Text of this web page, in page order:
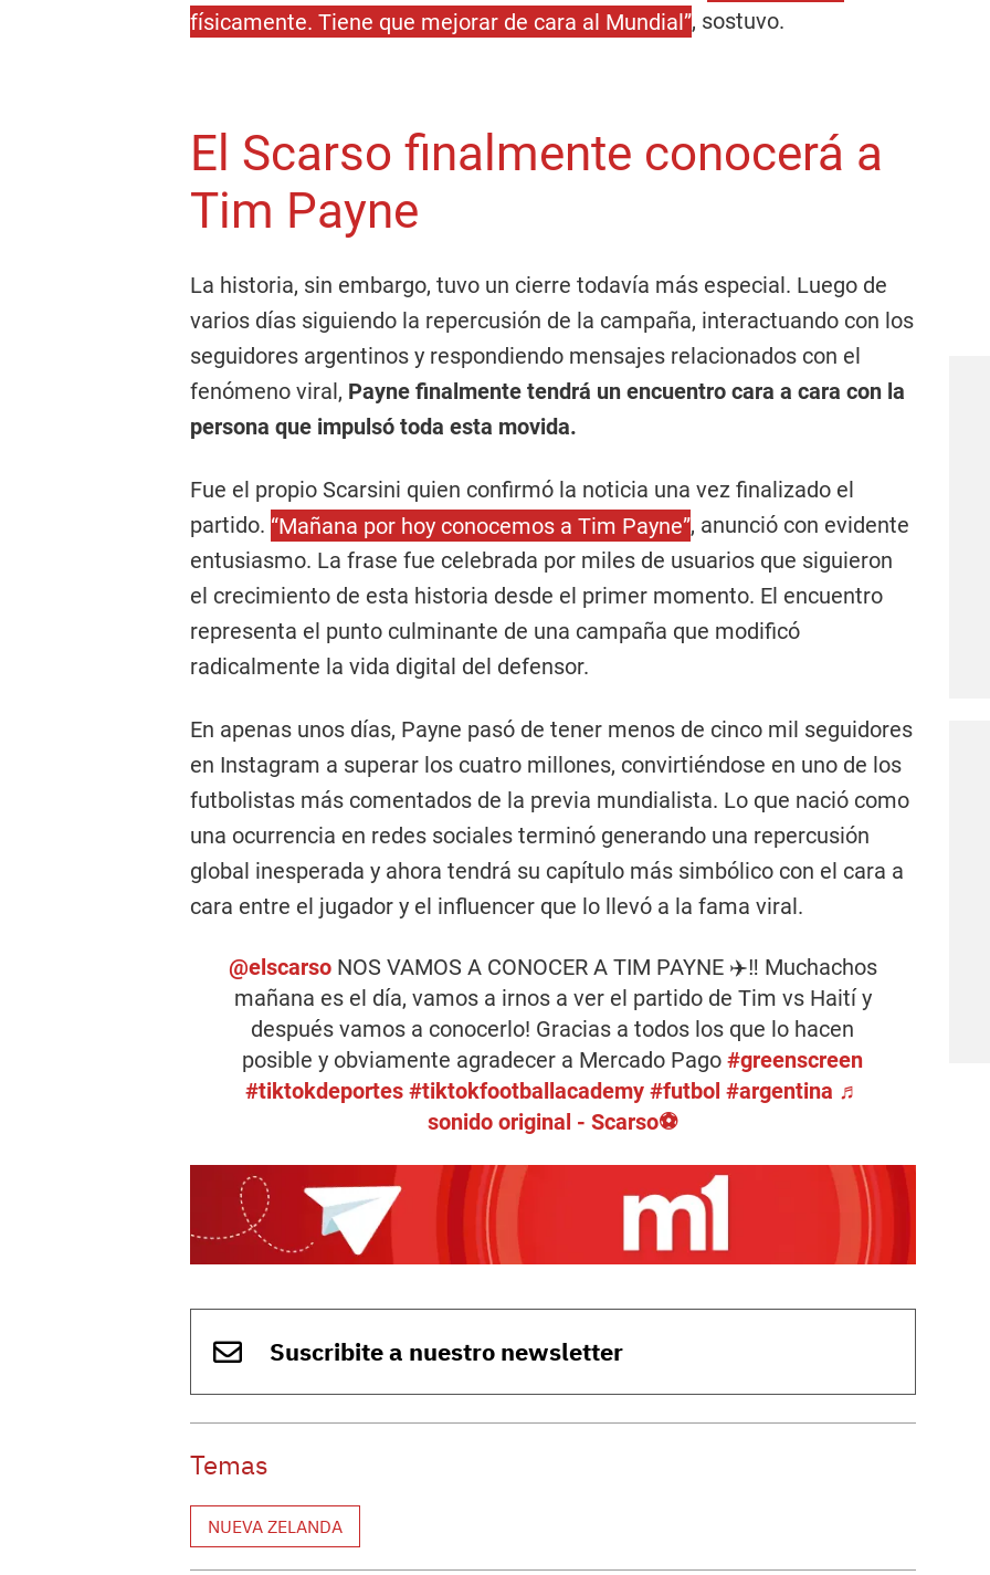
físicamente. Tiene que mejorar de cara al Mundial”, sostuvo.
El Scarso finalmente conocerá a
Tim Payne
La historia, sin embargo, tuvo un cierre todavía más especial. Luego de
varios días siguiendo la repercusión de la campaña, interactuando con los
seguidores argentinos y respondiendo mensajes relacionados con el
fenómeno viral, Payne finalmente tendrá un encuentro cara a cara con la
persona que impulsó toda esta movida.
Fue el propio Scarsini quien confirmó la noticia una vez finalizado el
partido. “Mañana por hoy conocemos a Tim Payne”, anunció con evidente
entusiasmo. La frase fue celebrada por miles de usuarios que siguieron
el crecimiento de esta historia desde el primer momento. El encuentro
representa el punto culminante de una campaña que modificó
radicalmente la vida digital del defensor.
En apenas unos días, Payne pasó de tener menos de cinco mil seguidores
en Instagram a superar los cuatro millones, convirtiéndose en uno de los
futbolistas más comentados de la previa mundialista. Lo que nació como
una ocurrencia en redes sociales terminó generando una repercusión
global inesperada y ahora tendrá su capítulo más simbólico con el cara a
cara entre el jugador y el influencer que lo llevó a la fama viral.
@elscarsoNOS VAMOS A CONOCER A TIM PAYNE ✈️‼️ Muchachos
mañana es el día, vamos a irnos a ver el partido de Tim vs Haití y
después vamos a conocerlo! Gracias a todos los que lo hacen
posible y obviamente agradecer a Mercado Pago#greenscreen
#tiktokdeportes #tiktokfootballacademy #futbol #argentina ♬
sonido original - Scarso⚽️
Suscribite a nuestro newsletter
Temas
NUEVA ZELANDA